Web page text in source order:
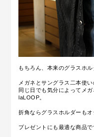
もちろん、本来のグラスホ
メガネとサングラス二本使い
同じ日でも気分によってメ
laLOOP。
折角ならグラスホルダーも
プレゼントにも最適な商品で